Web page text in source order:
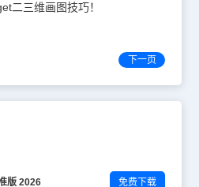
二三维画图技巧！
下一页
版 2026 免费下载